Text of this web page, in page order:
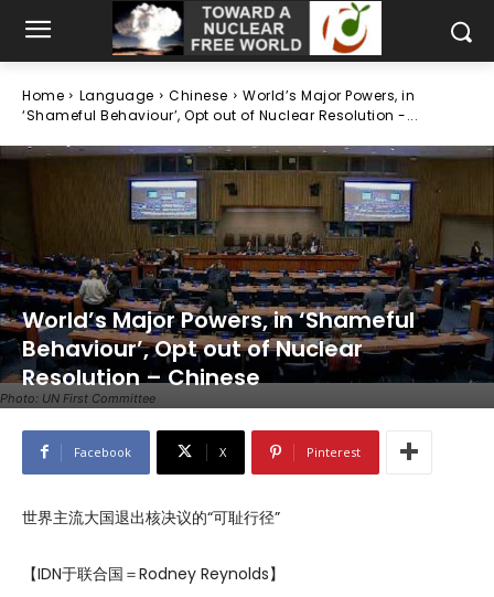
Home Language Chinese
World’s Major Powers, in
‘Shameful Behaviour’, Opt out of Nuclear Resolution -...
Photo: UN First Committee
World’s Major Powers, in ‘Shameful
Behaviour’, Opt out of Nuclear
Resolution – Chinese
Facebook X Pinterest
世界主流大国退出核决议的“可耻行径”
【IDN于联合国＝Rodney Reynolds】